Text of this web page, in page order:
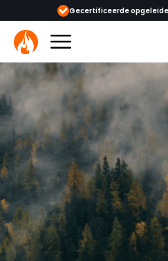
opgeleide adviseurs & monteurs